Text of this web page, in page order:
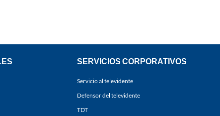
SERVICIOS CORPORATIVOS
Servicio al televidente
Defensor del televidente
TDT